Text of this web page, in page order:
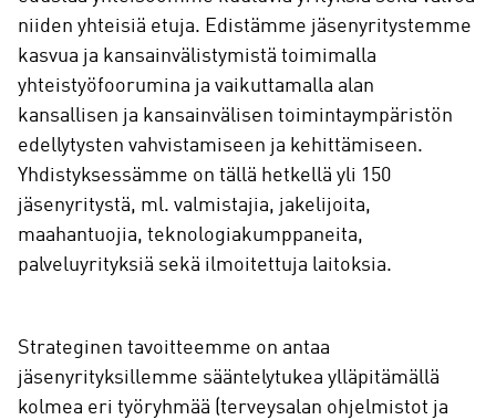
niiden yhteisiä etuja. Edistämme jäsenyritystemme
kasvua ja kansainvälistymistä toimimalla
yhteistyöfoorumina ja vaikuttamalla alan
kansallisen ja kansainvälisen toimintaympäristön
edellytysten vahvistamiseen ja kehittämiseen.
Yhdistyksessämme on tällä hetkellä yli 150
jäsenyritystä, ml. valmistajia, jakelijoita,
maahantuojia, teknologiakumppaneita,
palveluyrityksiä sekä ilmoitettuja laitoksia.
Strateginen tavoitteemme on antaa
jäsenyrityksillemme sääntelytukea ylläpitämällä
kolmea eri työryhmää (terveysalan ohjelmistot ja